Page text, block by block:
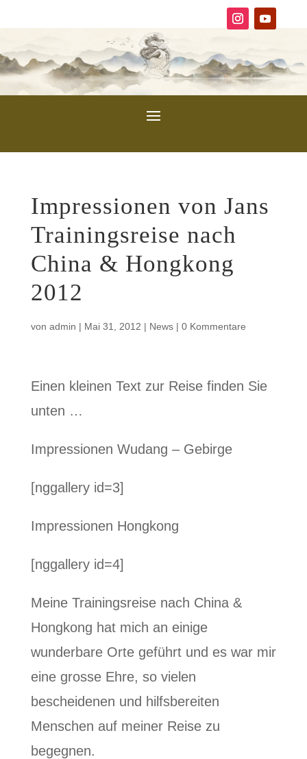
Impressionen von Jans
Trainingsreise nach
China & Hongkong
2012
von admin | Mai 31, 2012 | News| 0 Kommentare
Einen kleinen Text zur Reise finden Sie
unten …
Impressionen Wudang – Gebirge
[nggallery id=3]
Impressionen Hongkong
[nggallery id=4]
Meine Trainingsreise nach China &
Hongkong hat mich an einige
wunderbare Orte geführt und es war mir
eine grosse Ehre, so vielen
bescheidenen und hilfsbereiten
Menschen auf meiner Reise zu
begegnen.